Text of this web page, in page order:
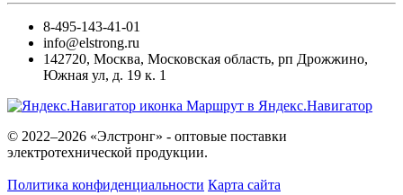
8-495-143-41-01
info@elstrong.ru
142720, Москва, Московская область, рп Дрожжино,
Южная ул, д. 19 к. 1
Маршрут в Яндекс.Навигатор
© 2022–2026 «Элстронг» - оптовые поставки
электротехнической продукции.
Политика конфиденциальности Карта сайта